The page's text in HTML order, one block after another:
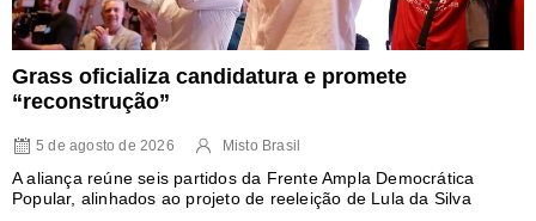
Grass oficializa candidatura e promete
“reconstrução”
5 de agosto de 2026 Misto Brasil
A aliança reúne seis partidos da Frente Ampla Democrática
Popular, alinhados ao projeto de reeleição de Lula da Silva